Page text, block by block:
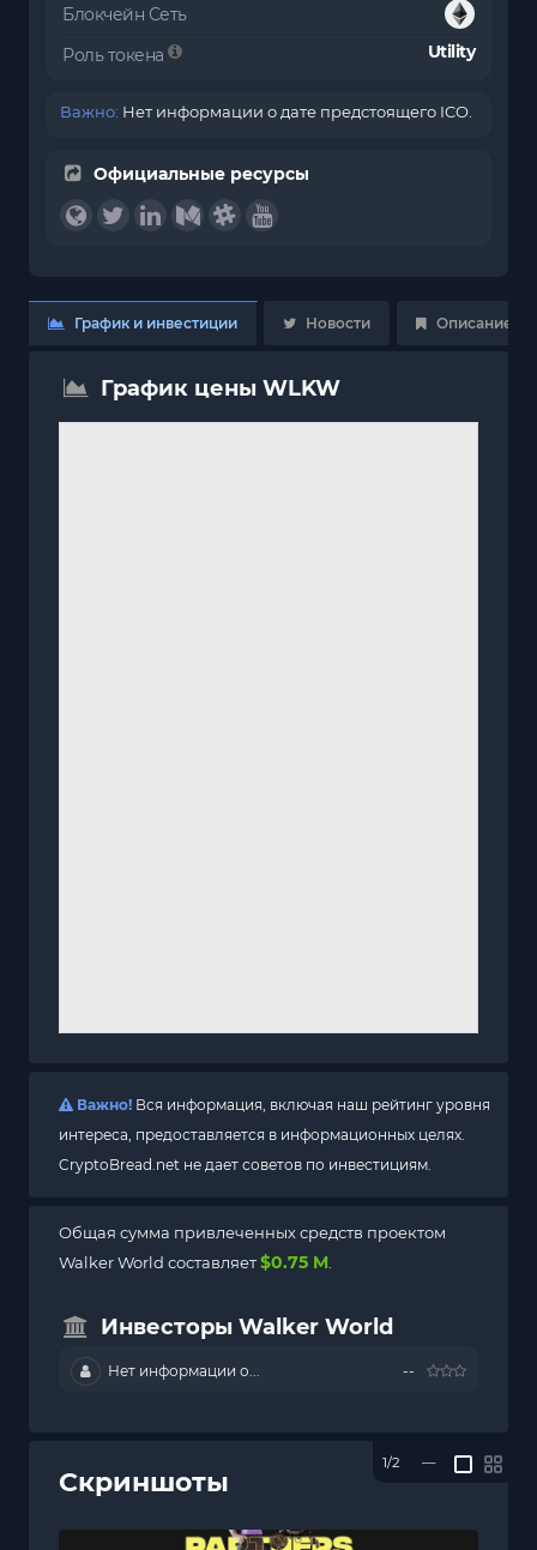
Блокчейн Сеть
Роль токена
Utility
Важно: Нет информации о дате предстоящего ICO.
Официальные ресурсы
График и инвестиции Новости Описание
График цены WLKW
Важно! Вся информация, включая наш рейтинг уровня
интереса, предоставляется в информационных целях.
CryptoBread.net не дает советов по инвестициям.
Общая сумма привлеченных средств проектом
Walker World составляет$0.75 M
Инвесторы Walker World
Нет информации о... --
Скриншоты
1/2 —